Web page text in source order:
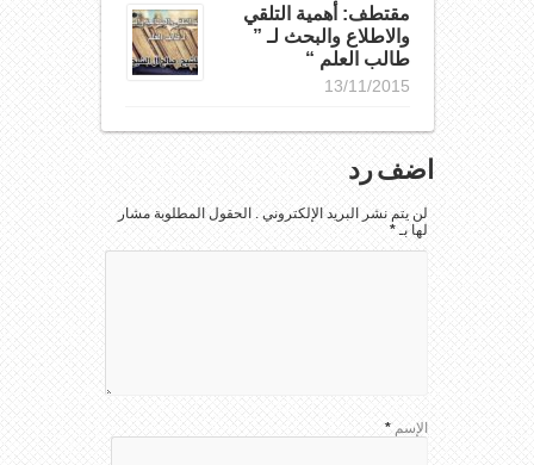
مقتطف: أهمية التلقي
والاطلاع والبحث لـ ”
طالب العلم “
13/11/2015
اضف رد
لن يتم نشر البريد الإلكتروني . الحقول المطلوبة مشار
لها بـ*
الإسم *